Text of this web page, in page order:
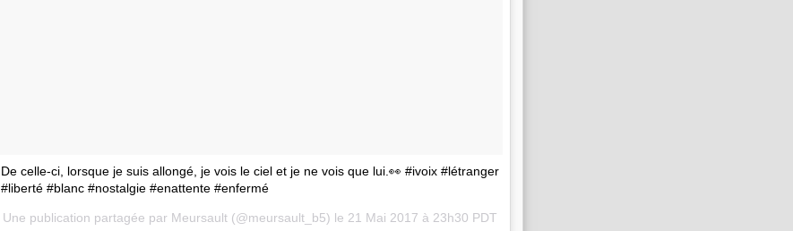
De celle-ci, lorsque je suis allongé, je vois le ciel et je ne vois que lui.👀 #ivoix #létranger
#liberté #blanc #nostalgie #enattente #enfermé
Une publication partagée par Meursault (@meursault_b5) le 21 Mai 2017 à 23h30 PDT